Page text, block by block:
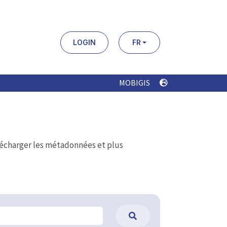
LOGIN FR
MOBIGIS
les métadonnées et plus